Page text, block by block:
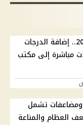
تظلمات الثانوية العامة 2026.. إضافة الدرجات
مباشرة إلى مكتب
د.. 7 أعراض ومضاعفات تشمل
العظام والمناعة